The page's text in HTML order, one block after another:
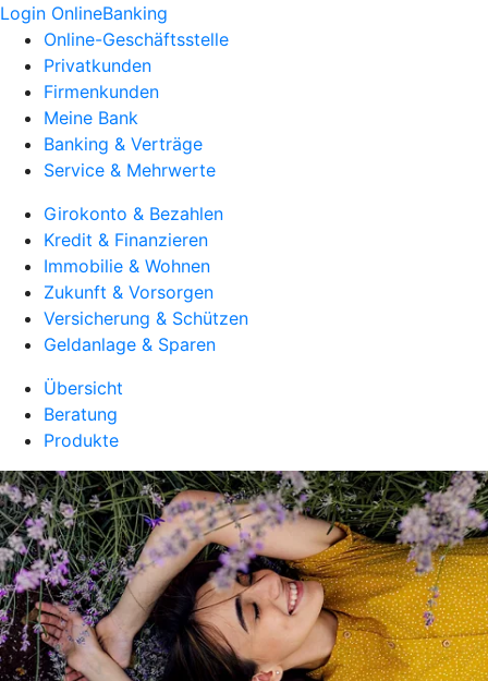
Login OnlineBanking
Online-Geschäftsstelle
Privatkunden
Firmenkunden
Meine Bank
Banking & Verträge
Service & Mehrwerte
Girokonto & Bezahlen
Kredit & Finanzieren
Immobilie & Wohnen
Zukunft & Vorsorgen
Versicherung & Schützen
Geldanlage & Sparen
Übersicht
Beratung
Produkte